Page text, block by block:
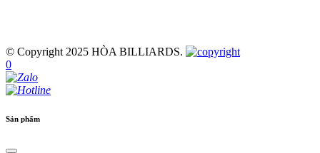
© Copyright 2025 HÒA BILLIARDS.
0
Sản phẩm